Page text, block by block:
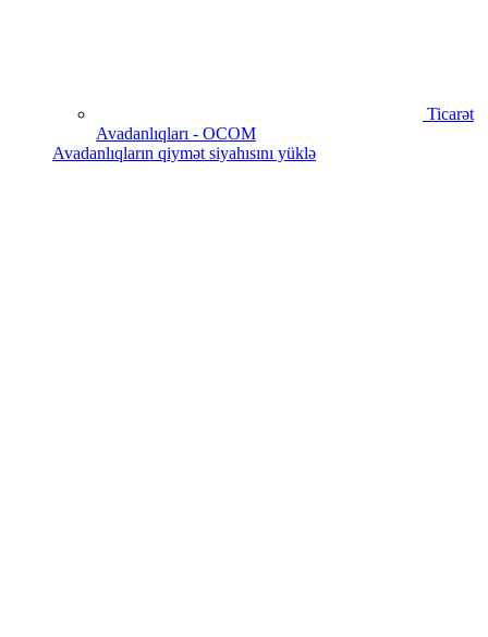
Ticarət
Avadanlıqları - OCOM
Avadanlıqların qiymət siyahısını yüklə